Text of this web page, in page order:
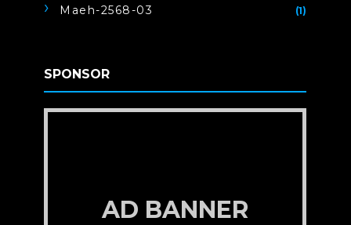
Maeh-2568-03 (1)
SPONSOR
AD BANNER